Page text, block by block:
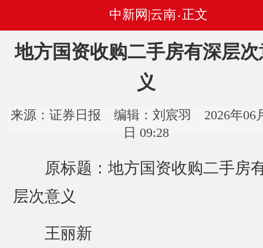
中新网|云南 • 正文
地方国资收购二手房有深层次
义
来源：证券日报 编辑：刘宸羽 2026年06
日 09:28
原标题：地方国资收购二手房
层次意义
王丽新